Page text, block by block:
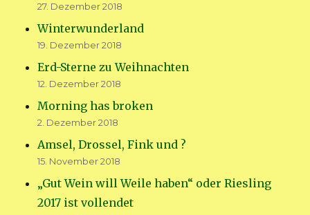
27. Dezember 2018
Winterwunderland
19. Dezember 2018
Erd-Sterne zu Weihnachten
12. Dezember 2018
Morning has broken
2. Dezember 2018
Amsel, Drossel, Fink und ?
15. November 2018
„Gut Wein will Weile haben“ oder Riesling
2017 ist vollendet